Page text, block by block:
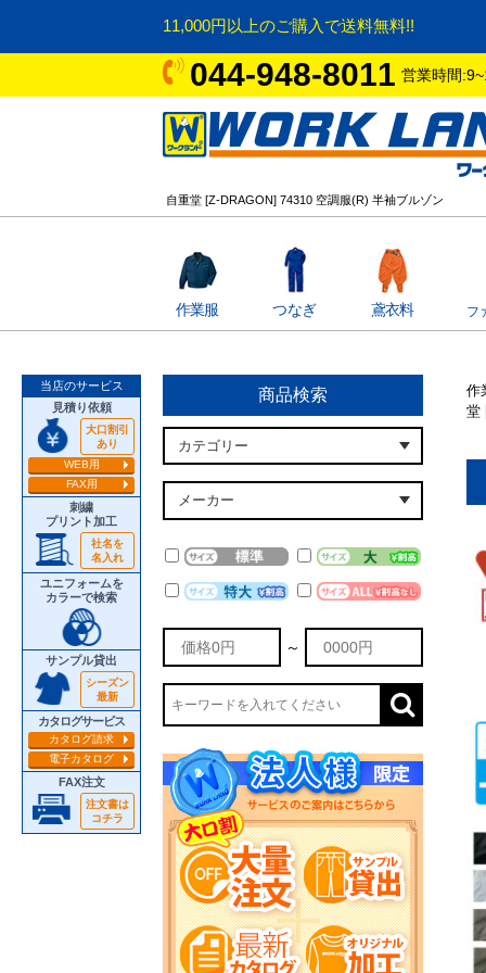
11,000円以上のご購入で送料無料!!
044-948-8011 営業時間
自重堂 [Z-DRAGON] 74310 空調服(R) 半袖ブルゾン
作業服 つなぎ 鳶衣料 フ
当店のサービス
見積り依頼
大口割引
あり
WEB用
FAX用
刺繍
プリント加工
社名を
名入れ
ユニフォームを
カラーで検索
サンプル貸出
シーズン
最新
カタログサービス
カタログ請求
電子カタログ
FAX注文
注文書は
コチラ
商品検索
～
作
堂